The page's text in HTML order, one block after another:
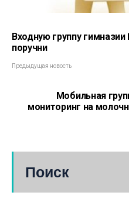
Входную группу
поручни
Предыдущая новость
Мобильная
мониторинг на
Поиск